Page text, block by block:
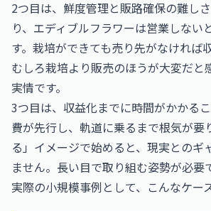
2つ目は、鮮度管理と販路確保の難し
り、エディブルフラワーは営業しない
す。栽培ができても売り先がなければ
むしろ栽培より販売のほうが大変だと
実情です。
3つ目は、収益化までに時間がかかる
費が先行し、軌道に乗るまで根気が要
る」イメージで始めると、現実とのギ
ません。長い目で取り組む姿勢が必要
実際の小規模事例として、こんなケー